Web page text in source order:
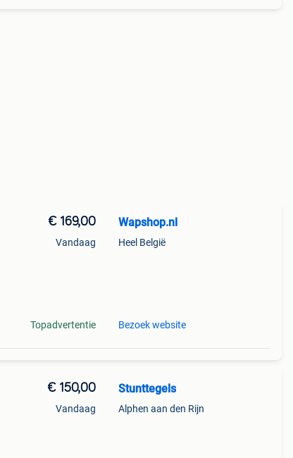
€ 169,00
Vandaag
Topadvertentie
Wapshop.nl
Heel België
Bezoek website
€ 150,00
Vandaag
Stunttegels
Alphen aan den Rijn